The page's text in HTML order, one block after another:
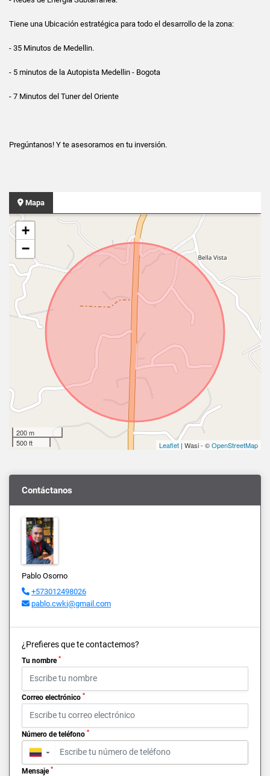
Tiene una Ubicación estratégica para todo el desarrollo de la zona:
- 35 Minutos de Medellin.
- 5 minutos de la Autopista Medellin - Bogota
- 7 Minutos del Tuner del Oriente
Pregúntanos! Y te asesoramos en tu inversión.
Mapa
+
−
200 m
500 ft
Leaflet | Wasi - ©OpenStreetMap
Contáctanos
Pablo Osorno
+573012498026
pablo.cwki@gmail.com
¿Prefieres que te contactemos?
Tu nombre *
Correo electrónico *
Número de teléfono *
▼
Mensaje *